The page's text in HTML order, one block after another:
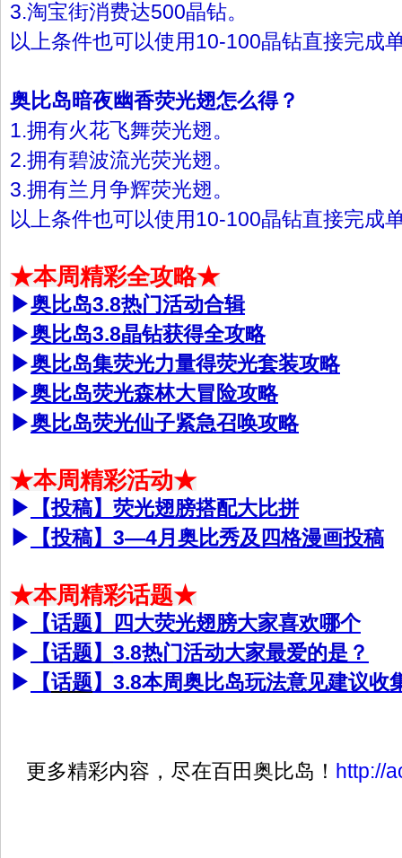
3.淘宝街消费达500晶钻。
以上条件也可以使用10-100晶钻直接完成
奥比岛暗夜幽香荧光翅怎么得？
1.拥有火花飞舞荧光翅。
2.拥有碧波流光荧光翅。
3.拥有兰月争辉荧光翅。
以上条件也可以使用10-100晶钻直接完成
★本周精彩全攻略★
▶奥比岛3.8热门活动合辑
▶奥比岛3.8晶钻获得全攻略
▶奥比岛集荧光力量得荧光套装攻略
▶奥比岛荧光森林大冒险攻略
▶奥比岛荧光仙子紧急召唤攻略
★本周精彩活动★
▶
【投稿】荧光翅膀搭配大比拼
▶
【投稿】3—4月奥比秀及四格漫画投稿
★本周精彩话题★
▶ 【话题】
四大荧光翅膀大家喜欢哪个
▶
【话题】 3.8热门活动大家最爱的是？
▶
【话题】3.8本周奥比岛玩法意见建议收
更多精彩内容，尽在百田奥比岛！ http://